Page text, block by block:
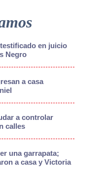
en juicio
Negro
a casa
a controlar
calles
una garrapata;
a casa y Victoria